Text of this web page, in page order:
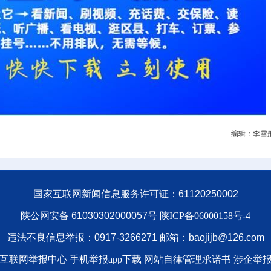
编辑：李雪
国家互联网新闻信息服务许可证：61120250002
陕公网安备 61030302000057号 陕ICP备06000158号-4
违法不良信息举报：0917-3266271 邮箱：baojijb@126.com
联网举报中心 手机举报app下载 网站自律管理承诺书 涉企举